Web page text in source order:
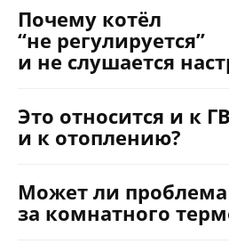
Почему котёл
“не регулируется”
и не слушается
Это относится и к
и к отоплению?
Может ли
за комнатного